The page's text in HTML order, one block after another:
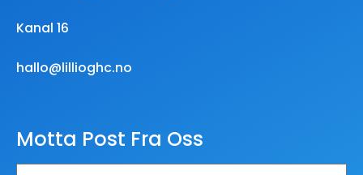
Kanal 16
hallo@lillioghc.no
Motta Post Fra Oss